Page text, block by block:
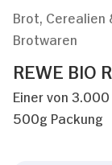
Brot, Cerealien
Brotwaren
REWE BIO
Einer von
500g Packung